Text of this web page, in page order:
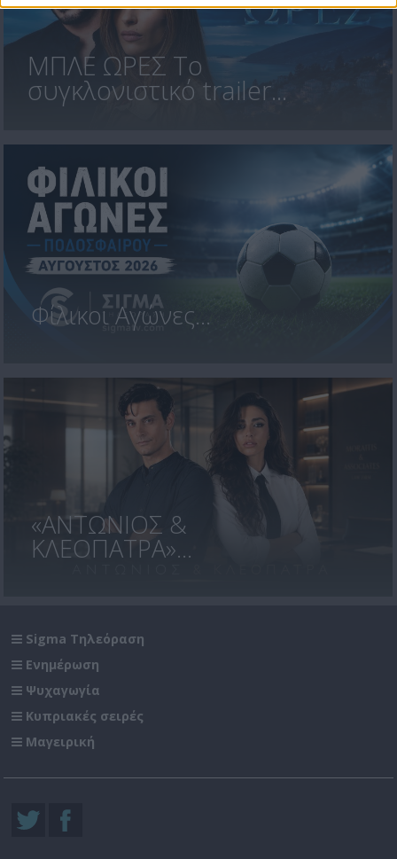
ΜΠΛΕ ΩΡΕΣ Το
συγκλονιστικό trailer...
Φίλικοι Αγώνες...
«ΑΝΤΩΝΙΟΣ &
ΚΛΕΟΠΑΤΡΑ»...
Sigma Τηλεόραση
Ενημέρωση
Ψυχαγωγία
Κυπριακές σειρές
Μαγειρική